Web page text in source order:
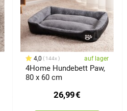
4,0 144x auf lager
4Home Hundebett Paw,
80 x 60 cm
26,99€